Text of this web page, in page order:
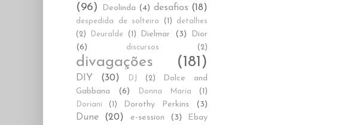
(96)
Deolinda (4) desafios (18)
despedida de solteiro (1)
detalhes
(2)
Deuralde (1) Dielmar (3)
Dior
(6)
discursos (2)
divagações (181)
DIY (30) DJ (2)
Dolce and
Gabbana
(6) Donna Maria
(1)
Doriani
(1) Dorothy Perkins (3)
Dune (20) e-session (3)
Ebay